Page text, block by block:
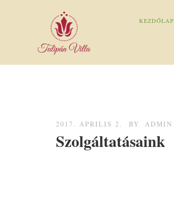
KEZDŐLAP
2017. ÁPRILIS 2. BY ADMIN
Szolgáltatásaink